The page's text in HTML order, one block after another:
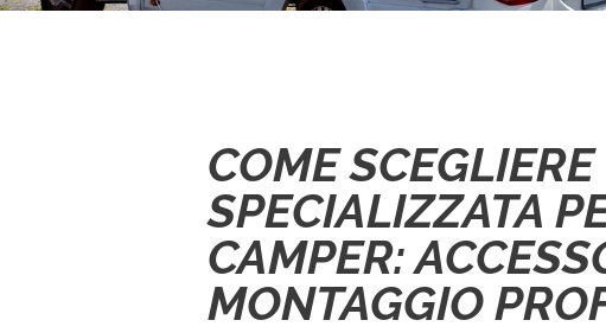
COME
SPECIALIZZATA
CAMPER:
MONTAGGIO